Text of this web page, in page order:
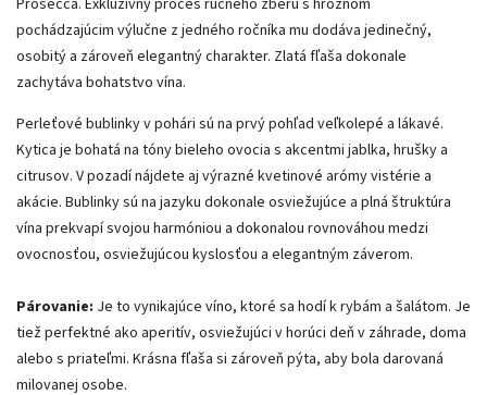
Prosecca. Exkluzívny proces ručného zberu s hroznom
pochádzajúcim výlučne z jedného ročníka mu dodáva jedinečný,
osobitý a zároveň elegantný charakter. Zlatá fľaša dokonale
zachytáva bohatstvo vína.
Perleťové bublinky v pohári sú na prvý pohľad veľkolepé a lákavé.
Kytica je bohatá na tóny bieleho ovocia s akcentmi jablka, hrušky a
citrusov. V pozadí nájdete aj výrazné kvetinové arómy vistérie a
akácie. Bublinky sú na jazyku dokonale osviežujúce a plná štruktúra
vína prekvapí svojou harmóniou a dokonalou rovnováhou medzi
ovocnosťou, osviežujúcou kyslosťou a elegantným záverom.
Párovanie: Je to vynikajúce víno, ktoré sa hodí k rybám a šalátom. Je
tiež perfektné ako aperitív, osviežujúci v horúci deň v záhrade, doma
alebo s priateľmi. Krásna fľaša si zároveň pýta, aby bola darovaná
milovanej osobe.